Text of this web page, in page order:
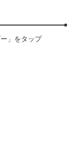
」をタップ